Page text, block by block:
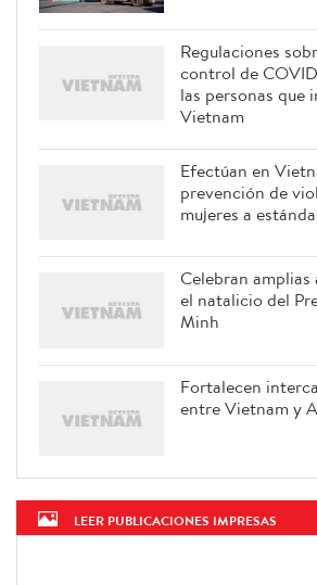
Regulaciones
control de
las personas que
Vietnam
Efectúan en
prevención de
mujeres a
Celebran
el natalicio del
Minh
Fortalecen
entre Vietnam y
LEER PUBLICACIONES IMPRESAS